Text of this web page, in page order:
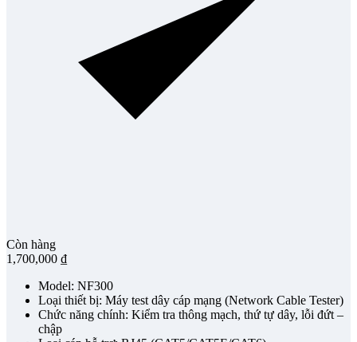
Còn hàng
1,700,000 ₫
Model: NF300
Loại thiết bị: Máy test dây cáp mạng (Network Cable Tester)
Chức năng chính: Kiểm tra thông mạch, thứ tự dây, lỗi đứt –
chập